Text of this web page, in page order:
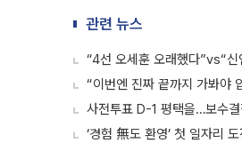
관련 뉴스
“4선 오세훈 오래했다”vs“신
“이번엔 진짜 끝까지 가봐야
사전투표 D-1 평택을…보수
‘경험 無도 환영’ 첫 일자리